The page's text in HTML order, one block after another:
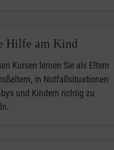
Hilfe am Kind
Kursen lernen Sie als Eltern
in Notfallsituationen
und Kindern richtig zu